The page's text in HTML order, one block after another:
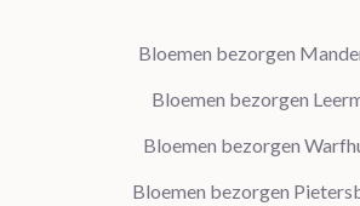
Bloemen bezorgen
Bloemen bezorgen
Bloemen bezorgen
Bloemen bezorgen